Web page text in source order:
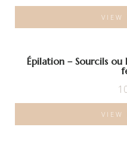
VIEW
Épilation – Sourcils
VIEW